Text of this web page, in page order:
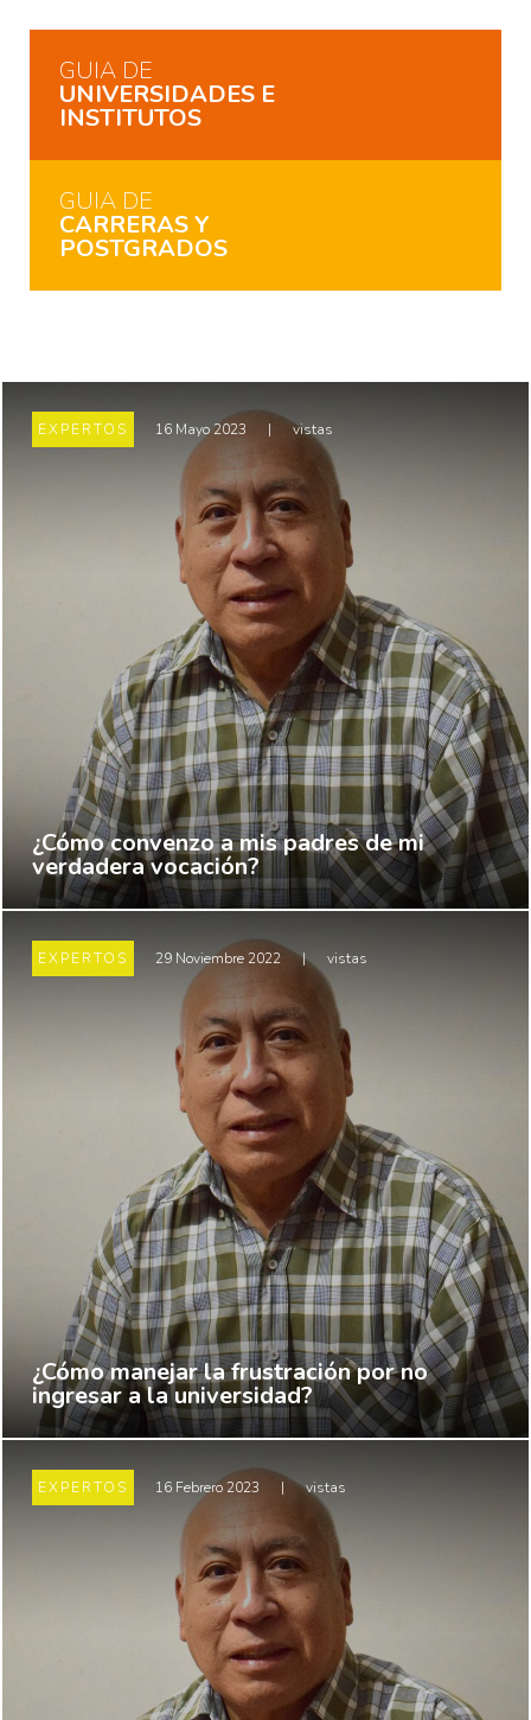
GUIA DE
UNIVERSIDADES E
INSTITUTOS
GUIA DE
CARRERAS Y
POSTGRADOS
EXPERTOS 16 Mayo 2023 | vistas
¿Cómo convenzo a mis padres de mi
verdadera vocación?
EXPERTOS 29 Noviembre 2022 | vistas
¿Cómo manejar la frustración por no
ingresar a la universidad?
EXPERTOS 16 Febrero 2023 | vistas